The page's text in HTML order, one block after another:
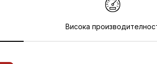
Висока